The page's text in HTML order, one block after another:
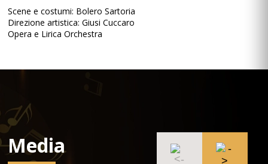
Scene e costumi: Bolero Sartoria
Direzione artistica: Giusi Cuccaro
Opera e Lirica Orchestra
Media